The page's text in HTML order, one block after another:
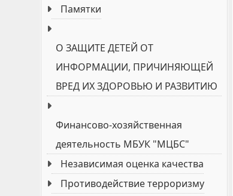
Памятки
О ЗАЩИТЕ ДЕТЕЙ ОТ
ИНФОРМАЦИИ, ПРИЧИНЯЮЩЕЙ
ВРЕД ИХ ЗДОРОВЬЮ И РАЗВИТИЮ
Финансово-хозяйственная
деятельность МБУК "МЦБС"
Независимая оценка качества
Противодействие терроризму